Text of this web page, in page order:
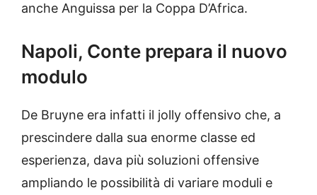
anche Anguissa per la Coppa D’Africa.
Napoli, Conte prepara il nuovo
modulo
De Bruyne era infatti il jolly offensivo che, a
prescindere dalla sua enorme classe ed
esperienza, dava più soluzioni offensive
ampliando le possibilità di variare moduli e